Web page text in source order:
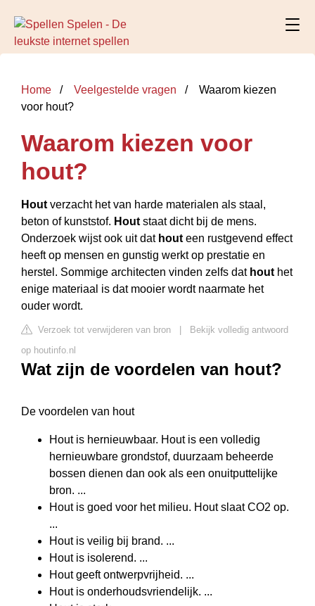
Home Veelgestelde vragen
Waarom kiezen
voor hout?
Waarom kiezen voor
hout?
Hout verzacht het van harde materialen als staal,
beton of kunststof. Hout staat dicht bij de mens.
Onderzoek wijst ook uit dat hout een rustgevend effect
heeft op mensen en gunstig werkt op prestatie en
herstel. Sommige architecten vinden zelfs dat hout het
enige materiaal is dat mooier wordt naarmate het
ouder wordt.
Verzoek tot verwijderen van bron
Bekijk volledig antwoord
op houtinfo.nl
Wat zijn de voordelen van hout?
De voordelen van hout
Hout is hernieuwbaar. Hout is een volledig
hernieuwbare grondstof, duurzaam beheerde
bossen dienen dan ook als een onuitputtelijke
bron. ...
Hout is goed voor het milieu. Hout slaat CO2 op.
...
Hout is veilig bij brand. ...
Hout is isolerend. ...
Hout geeft ontwerpvrijheid. ...
Hout is onderhoudsvriendelijk. ...